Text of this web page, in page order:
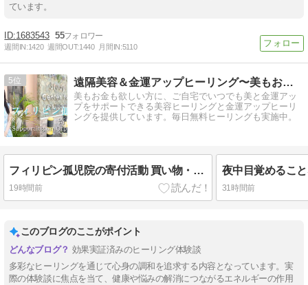
ています。
1683543 55
週間IN:1420 週間OUT:1440 月間IN:5110
5 遠隔美容＆金運アップヒーリング〜美もお金も手に入れたい方に
美もお金も欲しい方に、ご自宅でいつでも美と金運アッ
プをサポートできる美容ヒーリングと金運アップヒーリ
ングを提供しています。毎日無料ヒーリングも実施中。
フィリピン孤児院の寄付活動 買い物・寄付・孤児院紹介・子どもたちとの交流
19時間前 31時間前
このブログのここがポイント
効果実証済みのヒーリング体験談
多彩なヒーリングを通じて心身の調和を追求する内容となっています。実
際の体験談に焦点を当て、健康や悩みの解消につながるエネルギーの作用